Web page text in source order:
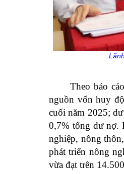
Theo báo
nguồn vốn huy
cuối năm 2025;
0,7% tổng dư nợ.
nghiệp, nông
phát triển nông
vừa đạt trên